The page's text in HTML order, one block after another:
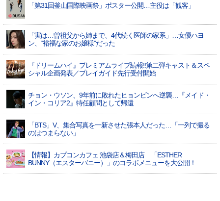
「第31回釜山国際映画祭」ポスター公開…主役は「観客」
「実は…曽祖父から姉まで、4代続く医師の家系」…女優ハヨ
ン、“裕福な家のお嬢様”だった
『ドリームハイ』プレミアムライブ続報!!第二弾キャスト＆スペ
シャル企画発表／プレイガイド先行受付開始
チョン・ウソン、9年前に敗れたヒョンビンへ逆襲…『メイド・
イン・コリア2』特任顧問として帰還
「BTS」V、集合写真を一新させた張本人だった…「一列で撮る
のはつまらない」
【情報】カプコンカフェ 池袋店＆梅田店 「ESTHER
BUNNY（エスターバニー）」のコラボメニューを大公開！